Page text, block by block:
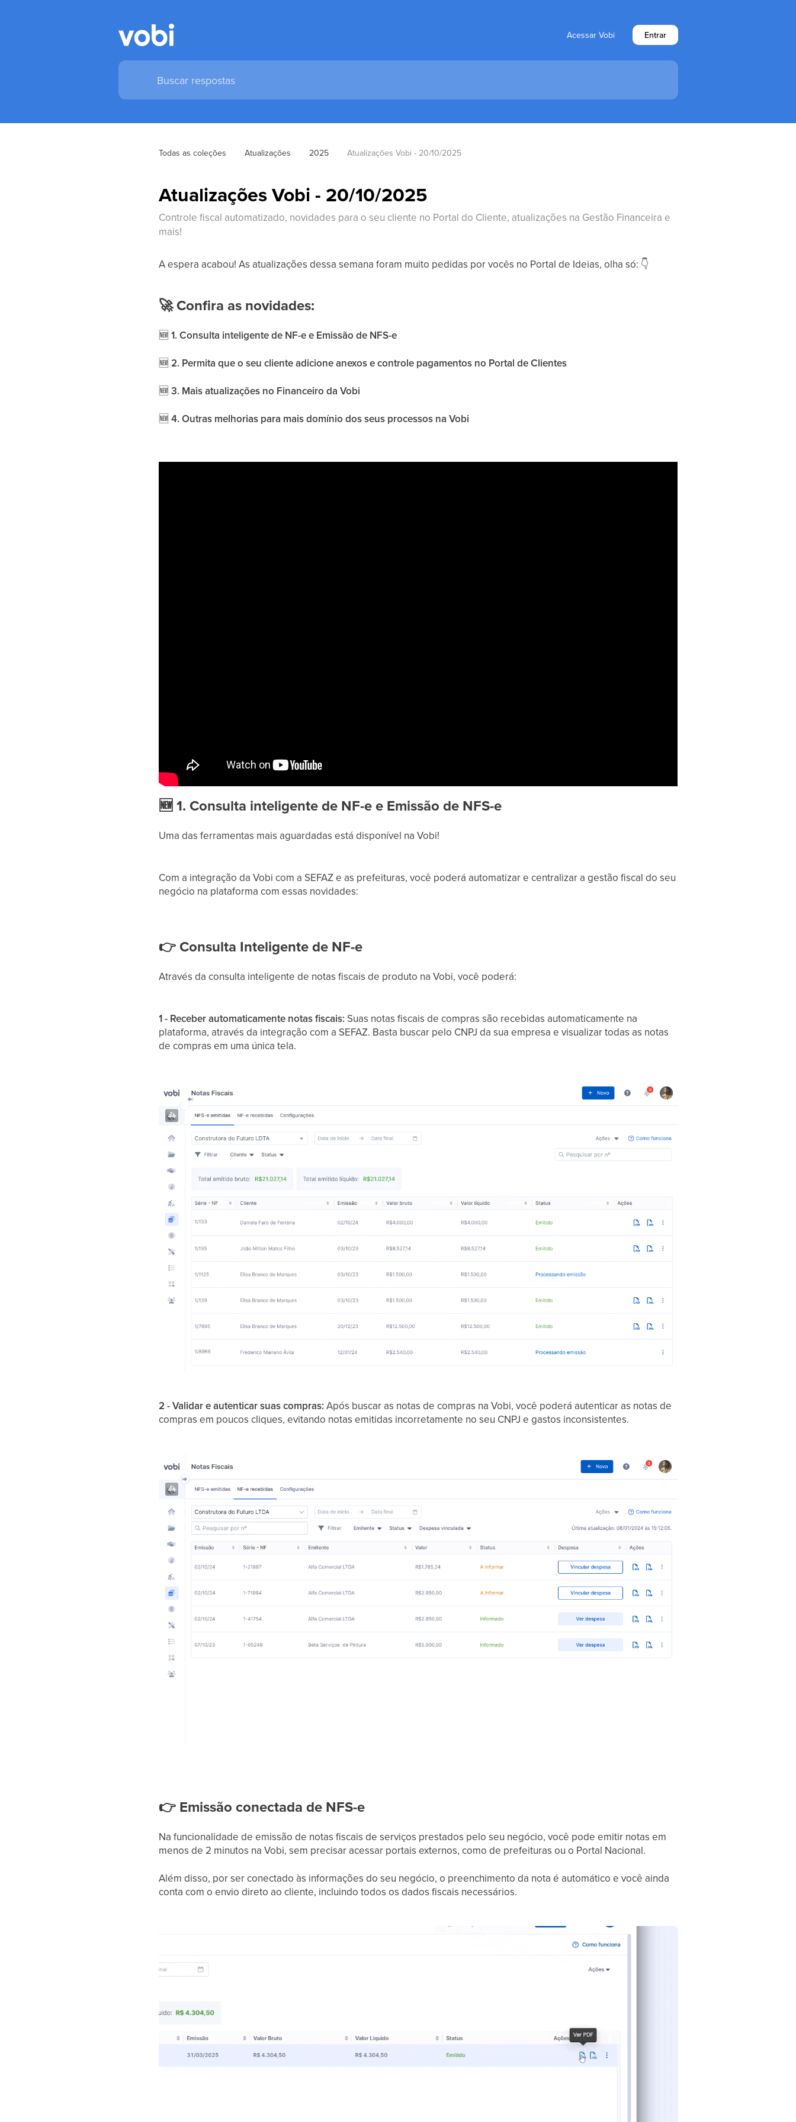
Acessar Vobi Entrar
Todas as coleções Atualizações 2025 Atualizações Vobi - 20/10/2025
Atualizações Vobi - 20/10/2025
Controle fiscal automatizado, novidades para o seu cliente no Portal do Cliente, atualizações na Gestão Financeira e
mais!
A espera acabou! As atualizações dessa semana foram muito pedidas por vocês no Portal de Ideias, olha só: 👇
🚀Confira as novidades:
🆕 1. Consulta inteligente de NF-e e Emissão de NFS-e
🆕 2. Permita que o seu cliente adicione anexos e controle pagamentos no Portal de Clientes
🆕 3. Mais atualizações no Financeiro da Vobi
🆕 4. Outras melhorias para mais domínio dos seus processos na Vobi
🆕1. Consulta inteligente de NF-e e Emissão de NFS-e
Uma das ferramentas mais aguardadas está disponível na Vobi!
Com a integração da Vobi com a SEFAZ e as prefeituras, você poderá automatizar e centralizar a gestão fiscal do seu
negócio na plataforma com essas novidades:
👉Consulta Inteligente de NF-e
Através da consulta inteligente de notas fiscais de produto na Vobi, você poderá:
1 - Receber automaticamente notas fiscais: Suas notas fiscais de compras são recebidas automaticamente na
plataforma, através da integração com a SEFAZ. Basta buscar pelo CNPJ da sua empresa e visualizar todas as notas
de compras em uma única tela.
2 - Validar e autenticar suas compras: Após buscar as notas de compras na Vobi, você poderá autenticar as notas de
compras em poucos cliques, evitando notas emitidas incorretamente no seu CNPJ e gastos inconsistentes.
👉Emissão conectada de NFS-e
Na funcionalidade de emissão de notas fiscais de serviços prestados pelo seu negócio, você pode emitir notas em
menos de 2 minutos na Vobi, sem precisar acessar portais externos, como de prefeituras ou o Portal Nacional.
Além disso, por ser conectado às informações do seu negócio, o preenchimento da nota é automático e você ainda
conta com o envio direto ao cliente, incluindo todos os dados fiscais necessários.